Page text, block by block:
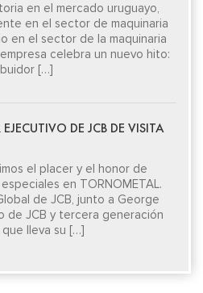
en el mercado uruguayo,
en el sector de maquinaria
en el sector de la maquinaria
celebra un nuevo hito:
[…]
DE JCB DE VISITA
el placer y el honor de
en TORNOMETAL.
de JCB, junto a George
de JCB y tercera generación
lleva su […]